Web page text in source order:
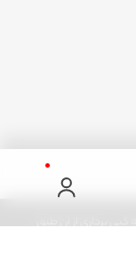
برداری از آن طبق